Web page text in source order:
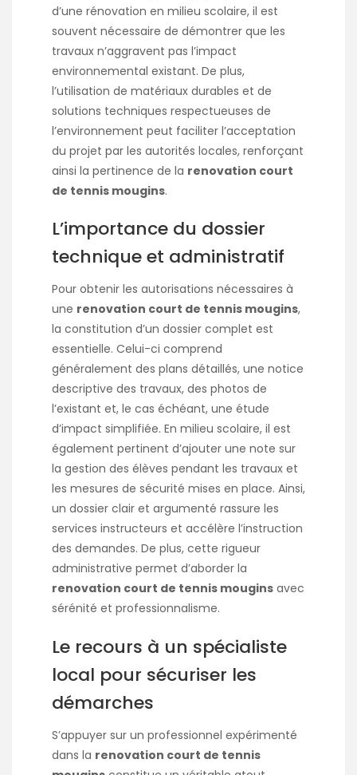
d’une rénovation en milieu scolaire, il est
souvent nécessaire de démontrer que les
travaux n’aggravent pas l’impact
environnemental existant. De plus,
l’utilisation de matériaux durables et de
solutions techniques respectueuses de
l’environnement peut faciliter l’acceptation
du projet par les autorités locales, renforçant
ainsi la pertinence de la renovation court
de tennis mougins.
L’importance du dossier
technique et administratif
Pour obtenir les autorisations nécessaires à
une renovation court de tennis mougins,
la constitution d’un dossier complet est
essentielle. Celui-ci comprend
généralement des plans détaillés, une notice
descriptive des travaux, des photos de
l’existant et, le cas échéant, une étude
d’impact simplifiée. En milieu scolaire, il est
également pertinent d’ajouter une note sur
la gestion des élèves pendant les travaux et
les mesures de sécurité mises en place. Ainsi,
un dossier clair et argumenté rassure les
services instructeurs et accélère l’instruction
des demandes. De plus, cette rigueur
administrative permet d’aborder la
renovation court de tennis mougins avec
sérénité et professionnalisme.
Le recours à un spécialiste
local pour sécuriser les
démarches
S’appuyer sur un professionnel expérimenté
dans la renovation court de tennis